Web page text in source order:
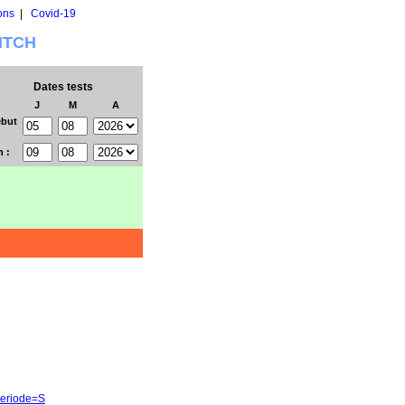
| Covid-19
Dates tests
J M
A
: